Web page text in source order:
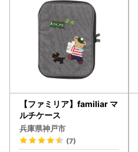
【ファミリア】familiar マ
ルチケース
兵庫県神戸市
(7)